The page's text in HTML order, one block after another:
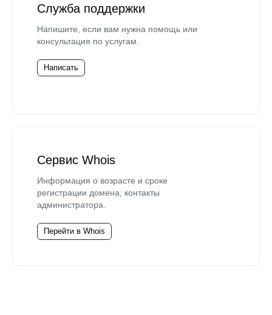
Служба поддержки
Напишите, если вам нужна помощь или
консультация по услугам.
Написать
Сервис Whois
Информация о возрасте и сроке
регистрации домена, контакты
администратора.
Перейти в Whois